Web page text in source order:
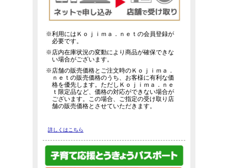
※利用にはＫｏｊｉｍａ．ｎｅｔの会員登録が
必要です。
※店内在庫状況の変動により商品が確保できな
い場合がございます。
※店舗の販売価格とご注文時のＫｏｊｉｍａ．
ｎｅｔの販売価格のうち、お客様に有利な価
格を優先します。ただしＫｏｊｉｍａ．ｎｅ
ｔ限定品など、価格の対応ができない場合が
ございます。この場合、ご指定の受け取り店
舗の販売価格とさせていただきます。
詳しくはこちら